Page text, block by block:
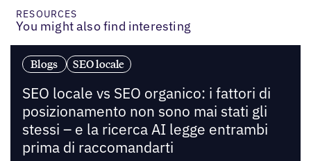
RESOURCES
You might also find interesting
Blogs SEO locale
SEO locale vs SEO organico: i fattori di
posizionamento non sono mai stati gli
stessi – e la ricerca AI legge entrambi
prima di raccomandarti